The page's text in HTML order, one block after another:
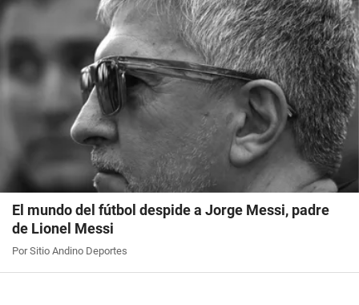
El mundo del fútbol despide a Jorge Messi, padre
de Lionel Messi
Por Sitio Andino Deportes